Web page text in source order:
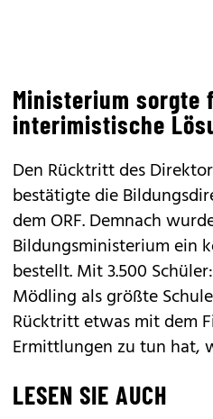
Ministerium sorgte
interimistische
Den Rücktritt des
bestätigte die
dem ORF. Demnach
Bildungsministerium ein
bestellt. Mit 3.500
Mödling als größte
Rücktritt etwas mit dem
Ermittlungen zu tun hat,
LESEN SIE AUCH